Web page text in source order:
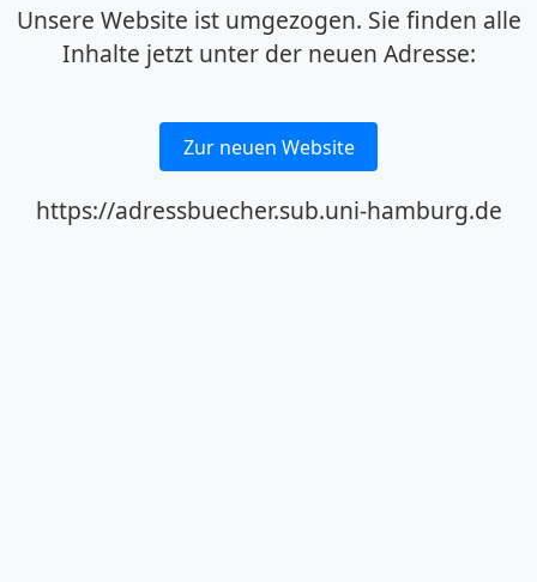
Unsere Website ist umgezogen. Sie finden alle
Inhalte jetzt unter der neuen Adresse:
Zur neuen Website
https://adressbuecher.sub.uni-hamburg.de